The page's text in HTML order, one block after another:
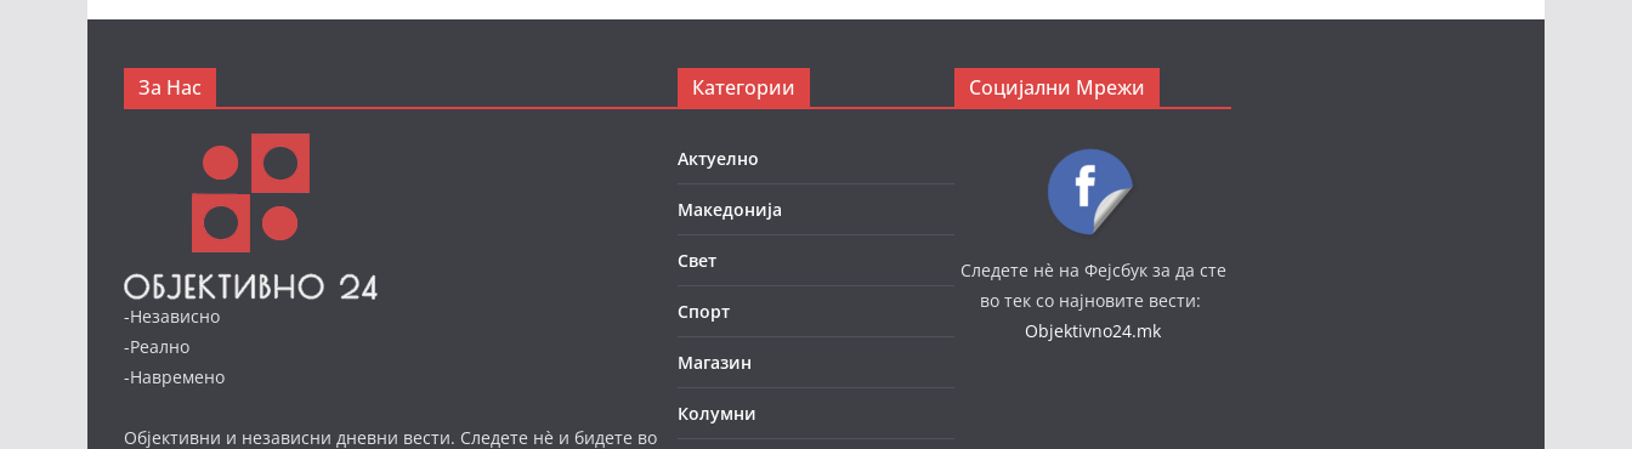
За Нас
-Независно
-Реално
-Навремено
Објективни и независни дневни вести. Следете нè и бидете во
Категории
Актуелно
Македонија
Свет
Спорт
Магазин
Колумни
Социјални Мрежи
Следете нè на Фејсбук за да сте
во тек со најновите вести:
Objektivno24.mk